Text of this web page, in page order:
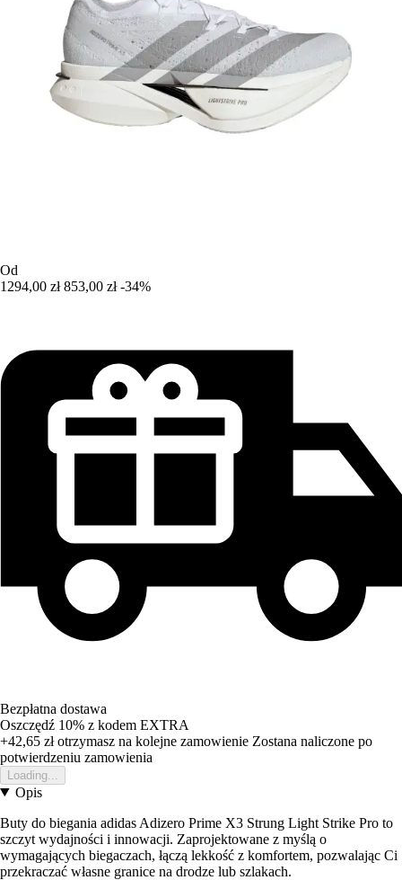
Od
1294,00 zł 853,00 zł -34%
Bezpłatna dostawa
Oszczędź 10% z kodem EXTRA
+42,65 złotrzymasz na kolejne zamowienie Zostana naliczone po
potwierdzeniu zamowienia
Loading...
Opis
Buty do biegania adidas Adizero Prime X3 Strung Light Strike Pro to
szczyt wydajności i innowacji. Zaprojektowane z myślą o
wymagających biegaczach, łączą lekkość z komfortem, pozwalając Ci
przekraczać własne granice na drodze lub szlakach.